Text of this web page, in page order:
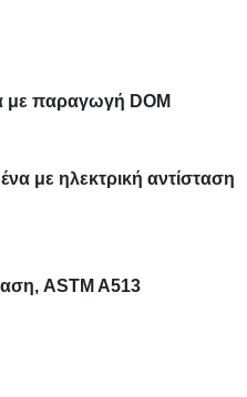
με παραγωγή DOM
με ηλεκτρική αντίσταση
ASTM A513